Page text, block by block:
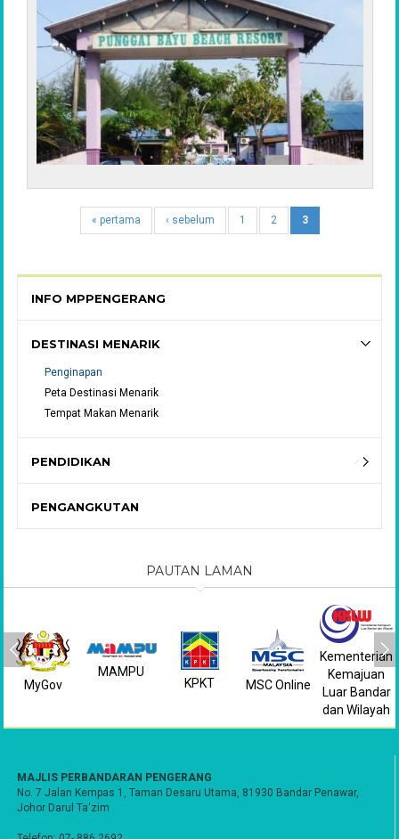
« pertama ‹ sebelum 1 2 3
INFO MPPENGERANG
DESTINASI MENARIK
Penginapan
Peta Destinasi Menarik
Tempat Makan Menarik
PENDIDIKAN
PENGANGKUTAN
PAUTAN LAMAN
MyGov
MAMPU
KPKT
MSC Online
Kementerian
Kemajuan
Luar Bandar
dan Wilayah
MAJLIS PERBANDARAN PENGERANG
No. 7 Jalan Kempas 1, Taman Desaru Utama, 81930 Bandar Penawar,
Johor Darul Ta'zim